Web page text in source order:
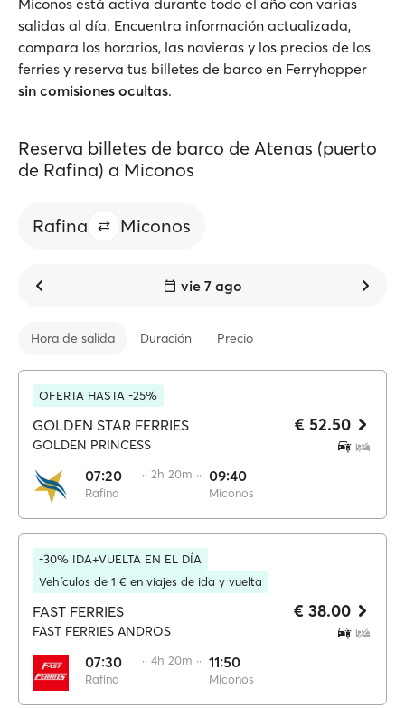
Miconos está activa durante todo el año con varias
salidas al día. Encuentra información actualizada,
compara los horarios, las navieras y los precios de los
ferries y reserva tus billetes de barco en Ferryhopper
sin comisiones ocultas.
Reserva billetes de barco de Atenas (puerto
de Rafina) a Miconos
Rafina Miconos
vie 7 ago
Hora de salida Duración Precio
OFERTA HASTA -25%
GOLDEN STAR FERRIES
GOLDEN PRINCESS
07:20
Rafina
·· 2h 20m ·· 09:40
Miconos
€ 52.50
-30% IDA+VUELTA EN EL DÍA
Vehículos de 1 € en viajes de ida y vuelta
FAST FERRIES
FAST FERRIES ANDROS
07:30
Rafina
·· 4h 20m ·· 11:50
Miconos
€ 38.00